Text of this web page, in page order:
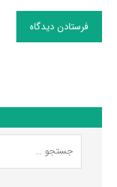
فرستادن دیدگاه